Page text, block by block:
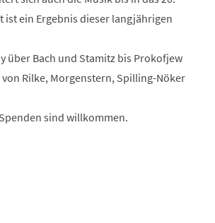
ist ein Ergebnis dieser langjährigen
über Bach und Stamitz bis Prokofjew
Rilke, Morgenstern, Spilling-Nöker
sind willkommen.